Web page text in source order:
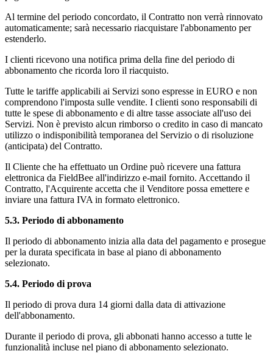
Al termine del periodo concordato, il Contratto non verrà rinnovato
automaticamente; sarà necessario riacquistare l'abbonamento per
estenderlo.
I clienti ricevono una notifica prima della fine del periodo di
abbonamento che ricorda loro il riacquisto.
Tutte le tariffe applicabili ai Servizi sono espresse in EURO e non
comprendono l'imposta sulle vendite. I clienti sono responsabili di
tutte le spese di abbonamento e di altre tasse associate all'uso dei
Servizi. Non è previsto alcun rimborso o credito in caso di mancato
utilizzo o indisponibilità temporanea del Servizio o di risoluzione
(anticipata) del Contratto.
Il Cliente che ha effettuato un Ordine può ricevere una fattura
elettronica da FieldBee all'indirizzo e-mail fornito. Accettando il
Contratto, l'Acquirente accetta che il Venditore possa emettere e
inviare una fattura IVA in formato elettronico.
5.3. Periodo di abbonamento
Il periodo di abbonamento inizia alla data del pagamento e prosegue
per la durata specificata in base al piano di abbonamento
selezionato.
5.4. Periodo di prova
Il periodo di prova dura 14 giorni dalla data di attivazione
dell'abbonamento.
Durante il periodo di prova, gli abbonati hanno accesso a tutte le
funzionalità incluse nel piano di abbonamento selezionato.